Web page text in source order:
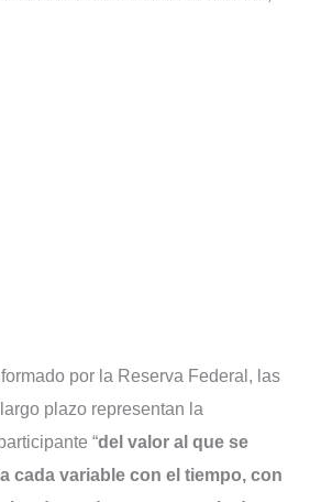
por la Reserva Federal, las
plazo representan la
“del valor al que se
cada variable con el tiempo, con